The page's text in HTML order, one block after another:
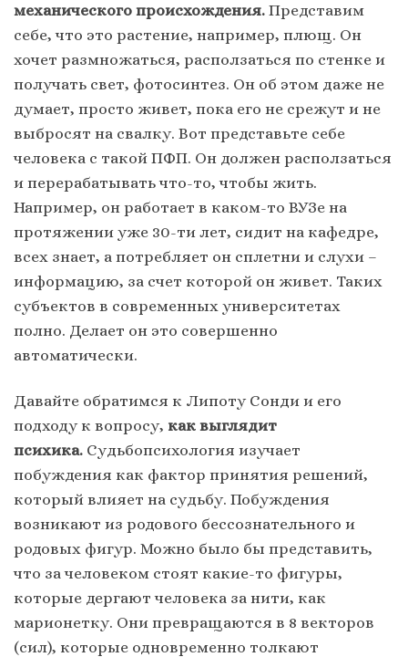
механического происхождения. Представим
себе, что это растение, например, плющ. Он
хочет размножаться, расползаться по стенке и
получать свет, фотосинтез. Он об этом даже не
думает, просто живет, пока его не срежут и не
выбросят на свалку. Вот представьте себе
человека с такой ПФП. Он должен расползаться
и перерабатывать что-то, чтобы жить.
Например, он работает в каком-то ВУЗе на
протяжении уже 30-ти лет, сидит на кафедре,
всех знает, а потребляет он сплетни и слухи –
информацию, за счет которой он живет. Таких
субъектов в современных университетах
полно. Делает он это совершенно
автоматически.
Давайте обратимся к Липоту Сонди и его
подходу к вопросу, как выглядит
психика. Судьбопсихология изучает
побуждения как фактор принятия решений,
который влияет на судьбу. Побуждения
возникают из родового бессознательного и
родовых фигур. Можно было бы представить,
что за человеком стоят какие-то фигуры,
которые дергают человека за нити, как
марионетку. Они превращаются в 8 векторов
(сил), которые одновременно толкают